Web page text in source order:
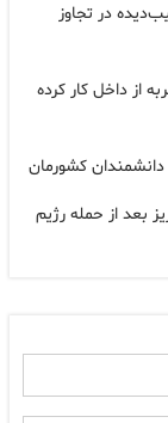
در تجاوز
از داخل کار کرده
کشورمان
بعد از حمله رژیم